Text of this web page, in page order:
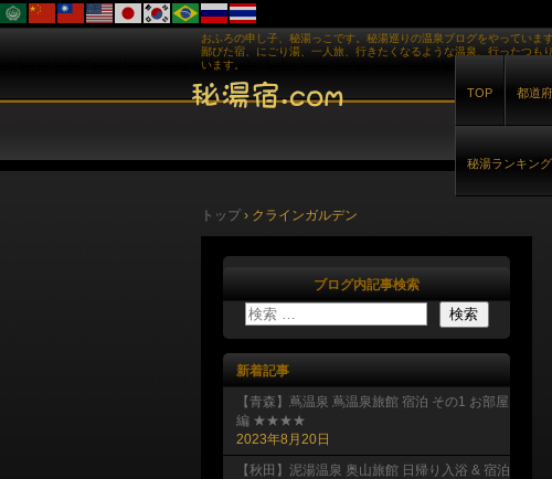
おふろの申し子、秘湯っこです。秘湯巡りの温泉ブログをやっていま
鄙びた宿、にごり湯、一人旅、行きたくなるような温泉、行ったつも
います。
TOP 都道
秘湯ランキング
トップ › クラインガルデン
ブログ内記事検索
新着記事
【青森】蔦温泉 蔦温泉旅館 宿泊 その1 お部屋
編 ★★★★
2023年8月20日
【秋田】泥湯温泉 奥山旅館 日帰り入浴 & 宿泊